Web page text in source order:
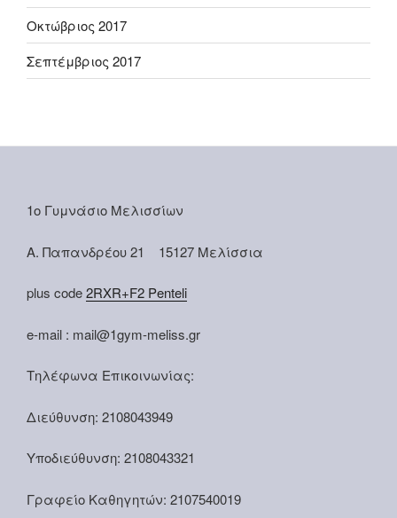
Οκτώβριος 2017
Σεπτέμβριος 2017
1ο Γυμνάσιο Μελισσίων
Α. Παπανδρέου 21 15127 Μελίσσια
plus code2RXR+F2 Penteli
e-mail : mail@1gym-meliss.gr
Τηλέφωνα Επικοινωνίας:
Διεύθυνση: 2108043949
Υποδιεύθυνση: 2108043321
Γραφείο Καθηγητών: 2107540019